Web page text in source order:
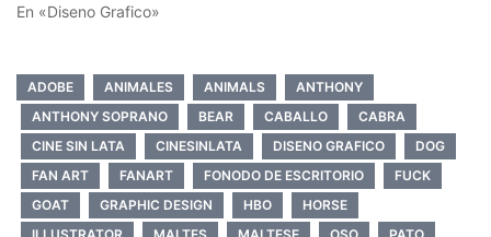
En «Diseno Grafico»
ADOBE ANIMALES ANIMALS
ANTHONY
ANTHONY SOPRANO
BEAR CABALLO
CABRA
CINE SIN LATA
CINESINLATA DISENO GRAFICO
DOG
FAN ART
FANART FONODO DE ESCRITORIO
FUCK
GOAT
GRAPHIC DESIGN HBO
HORSE